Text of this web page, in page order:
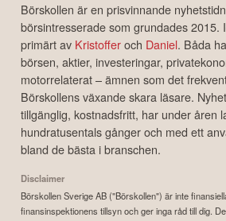
Börskollen är en prisvinnande
börsintresserade som grundades 2015.
primärt av Kristofferoch Daniel. Båda
börsen, aktier, investeringar,
motorrelaterat – ämnen som det
Börskollens växande skara läsare.
tillgänglig, kostnadsfritt, har under åren
hundratusentals gånger och med ett
bland de bästa i branschen.
Disclaimer
Börskollen Sverige AB ("Börskollen") är inte
finansinspektionens tillsyn och ger inga råd till dig.